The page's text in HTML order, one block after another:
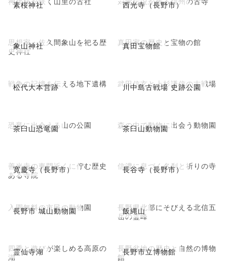
素桜神社 西光寺（長野市）
象山神社
思想家・佐久間象山を祀る歴
史神社
真田宝物館
真田家の歴史と宝物の館
松代大本営跡
戦争の記憶を伝える地下遺構 川中島古戦場 史跡公園
武田信玄と上杉謙信の古戦場
茶臼山恐竜園
恐竜に出会える山の公園 茶臼山動物園
森の中で動物に出会う動物園
寛慶寺（長野市）
善光寺の東門近くに佇む歴史
ある寺院
長谷寺（長野市）
信濃に息づく名刹と祈りの寺
長野市 城山動物園
入園無料の市民の動物園 飯縄山
長野県北部にそびえる北信五
岳の霊峰
霊仙寺湖
四季と遊びが楽しめる高原の
湖
長野市立博物館
長野盆地の歴史と自然の博物
館